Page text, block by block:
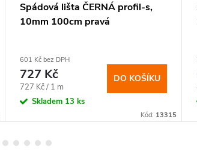
Spádová lišta ČERNÁ profil-s,
10mm 100cm pravá
601 Kč bez DPH
727 Kč
Měrná
cena:
727 Kč / 1 m
Skladem 13 ks
DO KOŠÍKU
Kód: 13315